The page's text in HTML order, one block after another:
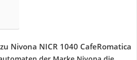
Nivona NICR 1040 CafeRomatica